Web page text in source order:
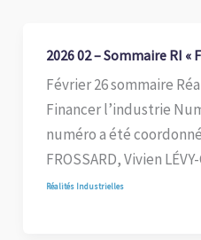
2026 02 – Sommaire RI «
Février 26 sommaire
Financer l’industrie
numéro a été
FROSSARD, Vivien
Réalités Industrielles